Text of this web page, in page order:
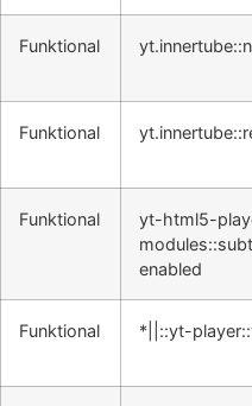
Funktional
Funktional
Funktional
yt-html5-
enabled
Funktional *||::yt-